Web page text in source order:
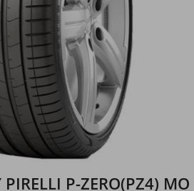
P-ZERO(PZ4) MO